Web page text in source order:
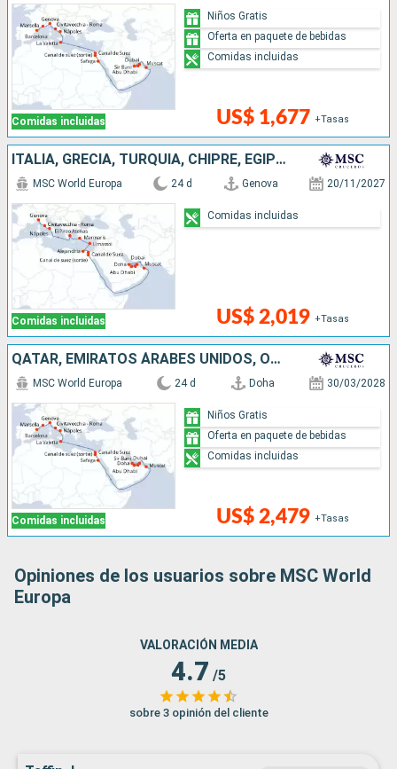
Comidas incluidas US$ 1,677 +Tasas
Niños Gratis
Oferta en paquete de bebidas
Comidas incluidas
ITALIA, GRECIA, TURQUÍA, CHIPRE, EGIPTO, OMAN, QATAR, EMIRATOS ÁRABES UNIDOS
Comidas incluidas
MSC World Europa 24 d Genova 20/11/2027
US$ 2,019 +Tasas
Comidas incluidas
QATAR, EMIRATOS ÁRABES UNIDOS, OMAN, EGIPTO, MALTA, ITALIA, FRANCIA, ESPAÑA
Comidas incluidas
MSC World Europa 24 d Doha 30/03/2028
US$ 2,479 +Tasas
Niños Gratis
Oferta en paquete de bebidas
Comidas incluidas
Opiniones de los usuarios sobre MSC World
Europa
VALORACIÓN MEDIA
4.7 /5
sobre 3 opinión del cliente